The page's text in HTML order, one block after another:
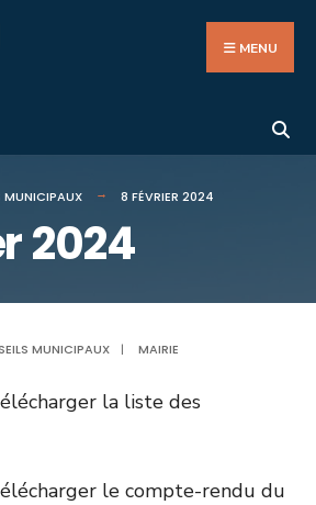
MENU
MUNICIPAUX 8 FÉVRIER 2024
2024
MUNICIPAUX | MAIRIE
la liste des
le compte-rendu du